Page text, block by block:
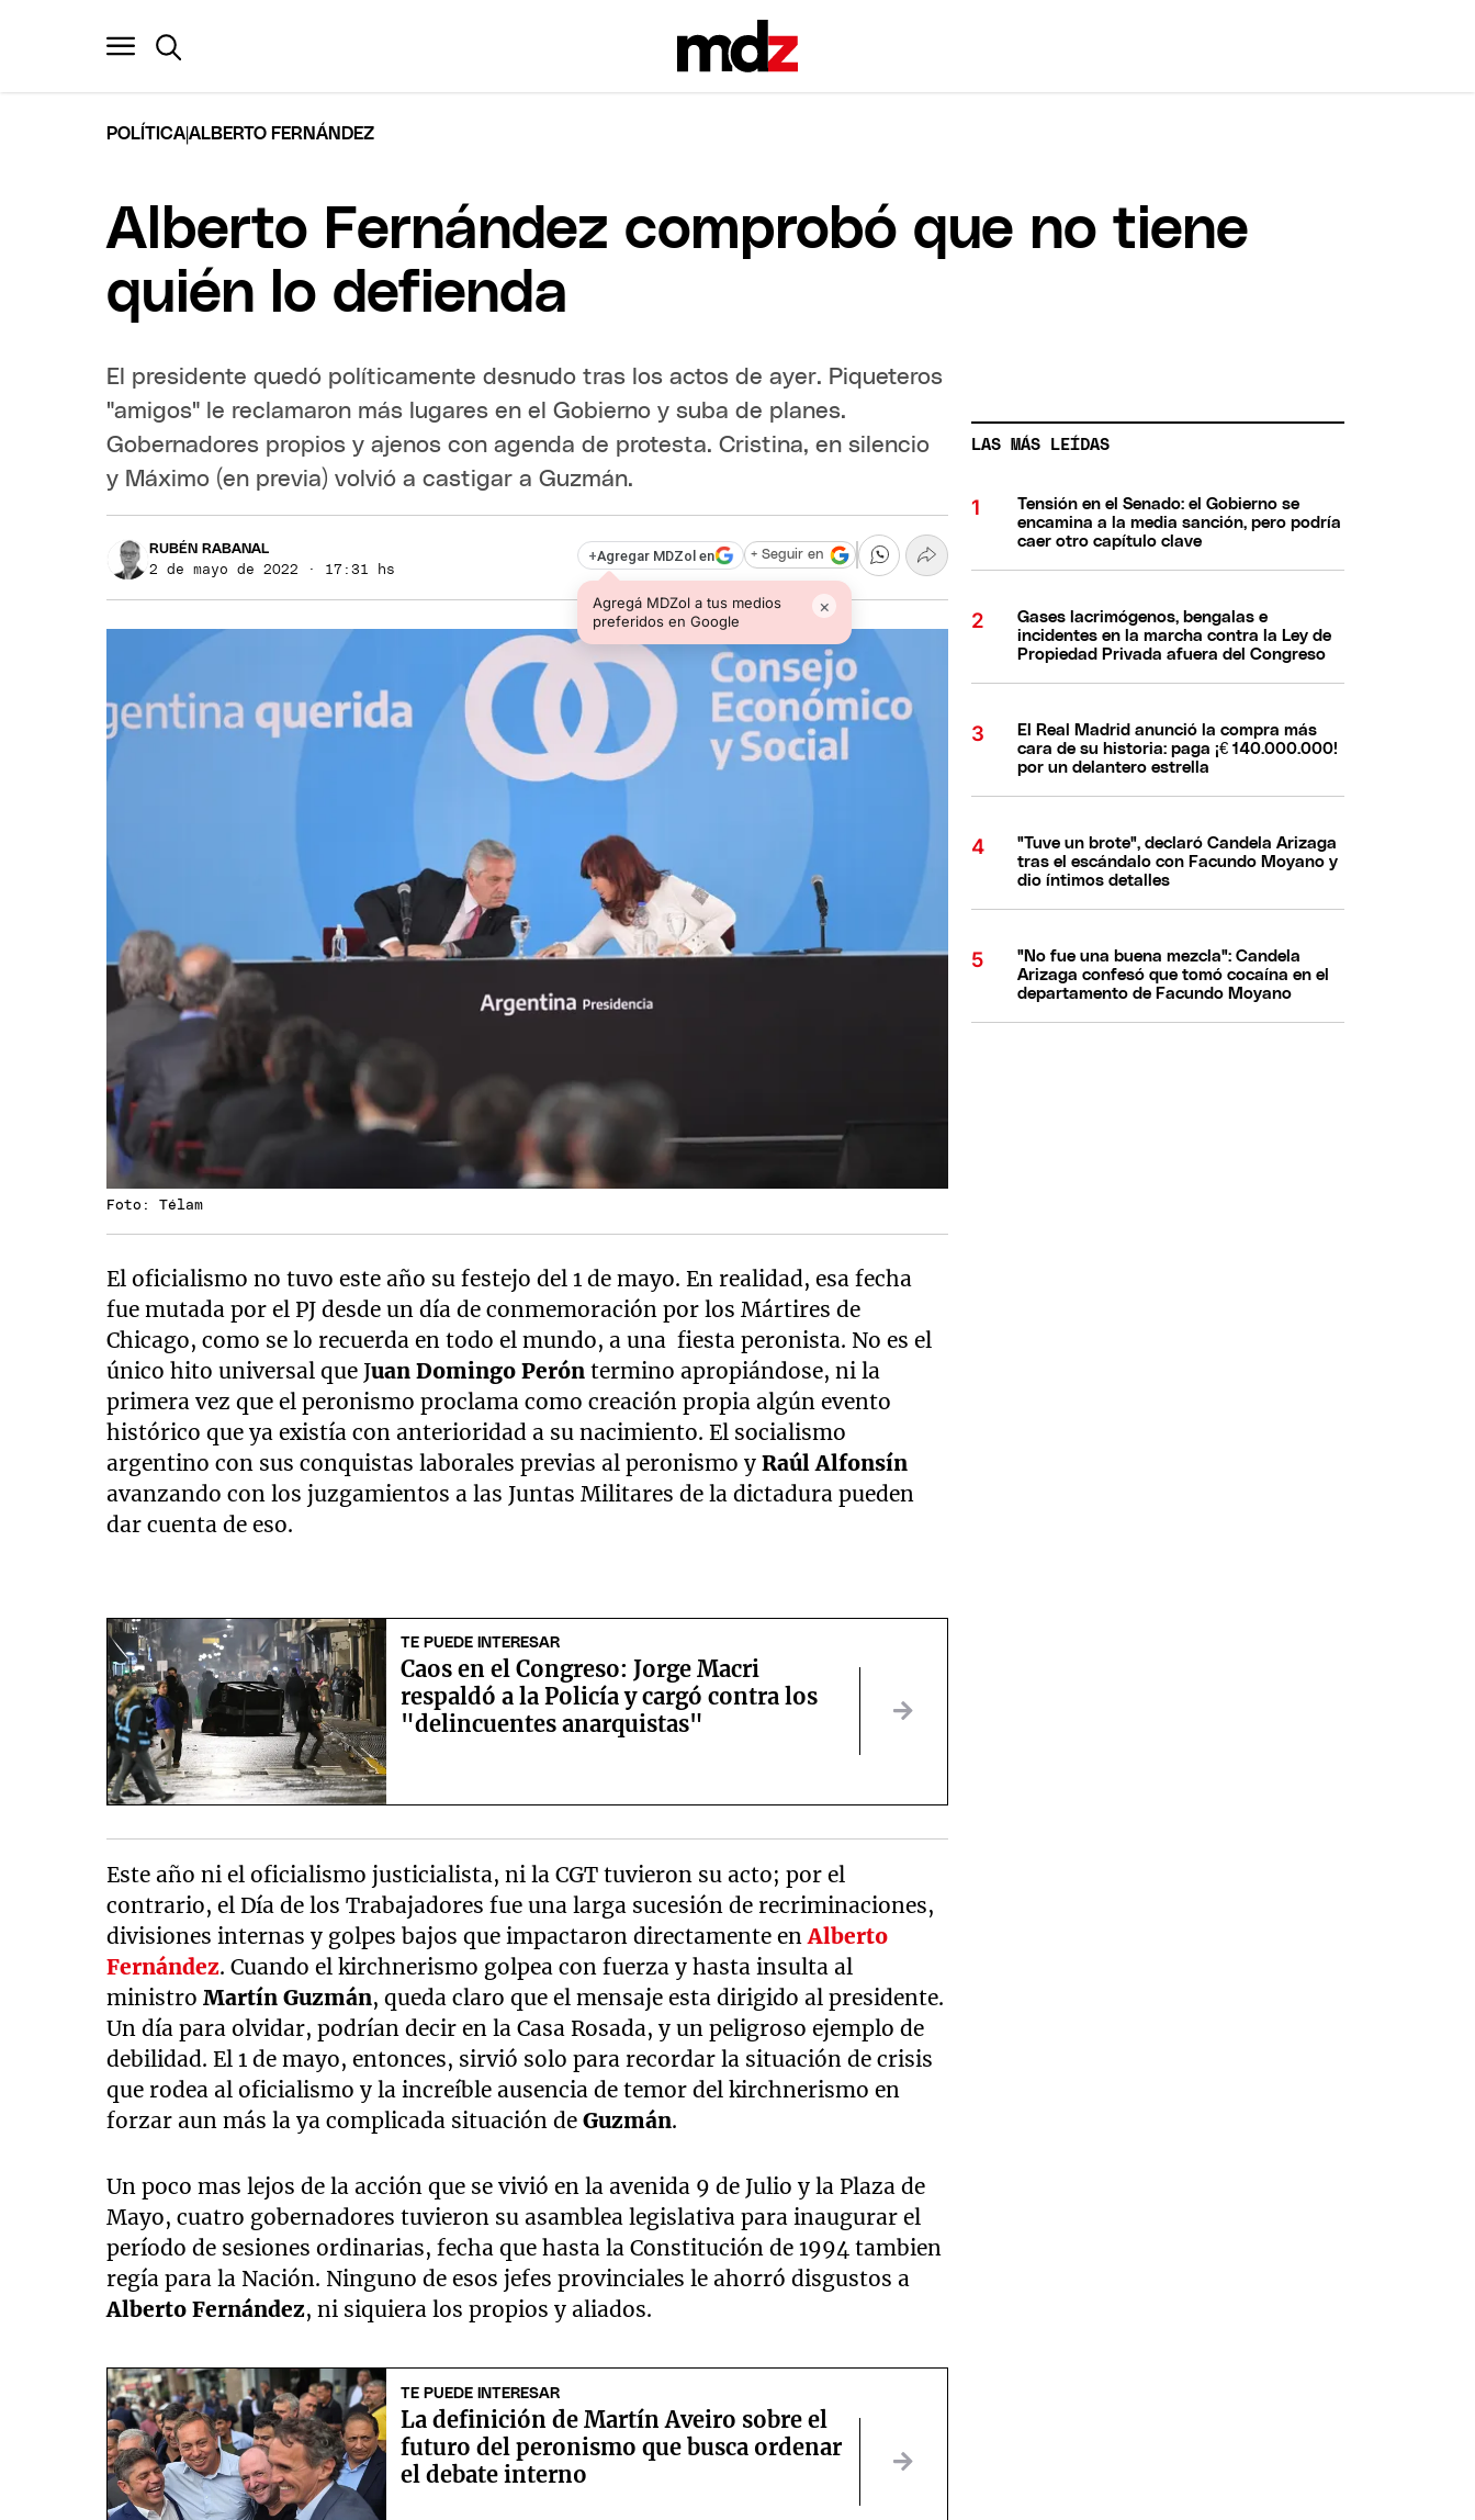
POLÍTICA|ALBERTO FERNÁNDEZ
Alberto Fernández comprobó que no tiene
quién lo defienda
El presidente quedó políticamente desnudo tras los actos de ayer. Piqueteros
"amigos" le reclamaron más lugares en el Gobierno y suba de planes.
Gobernadores propios y ajenos con agenda de protesta. Cristina, en silencio
y Máximo (en previa) volvió a castigar a Guzmán.
RUBÉN RABANAL
2 de mayo de 2022 · 17:31 hs
+Agregar MDZol en
Agregá MDZol a tus medios
preferidos en Google
×
+ Seguir en
Foto: Télam
El oficialismo no tuvo este año su festejo del 1 de mayo. En realidad, esa fecha
fue mutada por el PJ desde un día de conmemoración por los Mártires de
Chicago, como se lo recuerda en todo el mundo, a una fiesta peronista. No es el
único hito universal que Juan Domingo Perón termino apropiándose, ni la
primera vez que el peronismo proclama como creación propia algún evento
histórico que ya existía con anterioridad a su nacimiento. El socialismo
argentino con sus conquistas laborales previas al peronismo yRaúl Alfonsín
avanzando con los juzgamientos a las Juntas Militares de la dictadura pueden
dar cuenta de eso.
TE PUEDE INTERESAR
Caos en el Congreso: Jorge Macri
respaldó a la Policía y cargó contra los
"delincuentes anarquistas"
Este año ni el oficialismo justicialista, ni la CGT tuvieron su acto; por el
contrario, el Día de los Trabajadores fue una larga sucesión de recriminaciones,
divisiones internas y golpes bajos que impactaron directamente enAlberto
Fernández. Cuando el kirchnerismo golpea con fuerza y hasta insulta al
ministroMartín Guzmán, queda claro que el mensaje esta dirigido al presidente.
Un día para olvidar, podrían decir en la Casa Rosada, y un peligroso ejemplo de
debilidad. El 1 de mayo, entonces, sirvió solo para recordar la situación de crisis
que rodea al oficialismo y la increíble ausencia de temor del kirchnerismo en
forzar aun más la ya complicada situación deGuzmán.
Un poco mas lejos de la acción que se vivió en la avenida 9 de Julio y la Plaza de
Mayo, cuatro gobernadores tuvieron su asamblea legislativa para inaugurar el
período de sesiones ordinarias, fecha que hasta la Constitución de 1994 tambien
regía para la Nación. Ninguno de esos jefes provinciales le ahorró disgustos a
Alberto Fernández, ni siquiera los propios y aliados.
TE PUEDE INTERESAR
La definición de Martín Aveiro sobre el
futuro del peronismo que busca ordenar
el debate interno
LAS MÁS LEÍDAS
Tensión en el Senado: el Gobierno se
encamina a la media sanción, pero podría
caer otro capítulo clave
Gases lacrimógenos, bengalas e
incidentes en la marcha contra la Ley de
Propiedad Privada afuera del Congreso
El Real Madrid anunció la compra más
cara de su historia: paga ¡€ 140.000.000!
por un delantero estrella
"Tuve un brote", declaró Candela Arizaga
tras el escándalo con Facundo Moyano y
dio íntimos detalles
"No fue una buena mezcla": Candela
Arizaga confesó que tomó cocaína en el
departamento de Facundo Moyano